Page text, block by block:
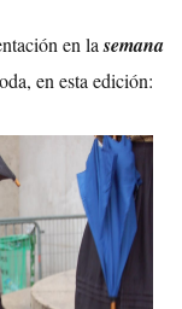
en lasemana
en esta edición: